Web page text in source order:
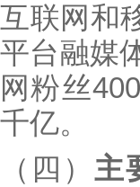
互联网和
平台融媒
网粉丝
千亿。
（四） 主